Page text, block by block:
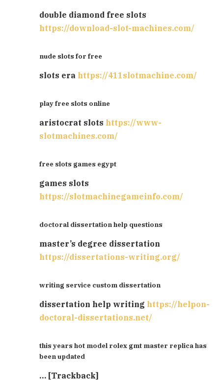
double diamond free slots
https://download-slot-machines.com/
nude slots for free
slots era https://411slotmachine.com/
play free slots online
aristocrat slots https://www-
slotmachines.com/
free slots games egypt
games slots
https://slotmachinegameinfo.com/
doctoral dissertation help questions
master’s degree dissertation
https://dissertations-writing.org/
writing service custom dissertation
dissertation help writing https://helpon-
doctoral-dissertations.net/
this years hot model rolex gmt master replica has
been updated
… [Trackback]